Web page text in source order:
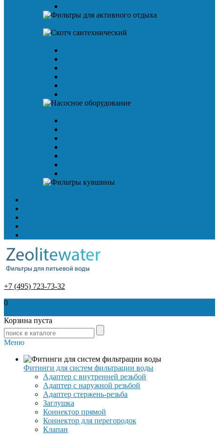
+7 (495) 723-73-32
0
Корзина пуста
Меню
Фитинги для систем фильтрации воды
Адаптер с внутренней резьбой
Адаптер с наружной резьбой
Адаптер стержень-резьба
Заглушка
Коннектор прямой
Коннектор для перегородок
Клапан